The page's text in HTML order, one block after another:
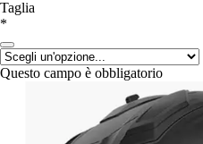
Taglia
*
Questo campo è obbligatorio